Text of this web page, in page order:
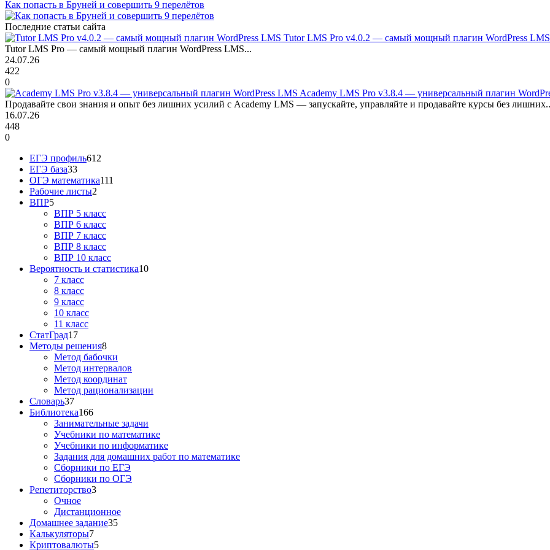
Как попасть в Бруней и совершить 9 перелётов
Последние статьи сайта
Tutor LMS Pro v4.0.2 — самый мощный плагин WordPress LMS
Tutor LMS Pro — самый мощный плагин WordPress LMS...
24.07.26
422
0
Academy LMS Pro v3.8.4 — универсальный плагин
Продавайте свои знания и опыт без лишних усилий с Academy LMS — запускайте, управляйте и продавайте курсы без
16.07.26
448
0
ЕГЭ профиль612
ЕГЭ база33
ОГЭ математика111
Рабочие листы2
ВПР5
ВПР 5 класс
ВПР 6 класс
ВПР 7 класс
ВПР 8 класс
ВПР 10 класс
Вероятность и статистика10
7 класс
8 класс
9 класс
10 класс
11 класс
СтатГрад17
Методы решения8
Метод бабочки
Метод интервалов
Метод координат
Метод рационализации
Словарь37
Библиотека166
Занимательные задачи
Учебники по математике
Учебники по информатике
Задания для домашних работ по математике
Сборники по ЕГЭ
Сборники по ОГЭ
Репетиторство3
Очное
Дистанционное
Домашнее задание35
Калькуляторы7
Криптовалюты5